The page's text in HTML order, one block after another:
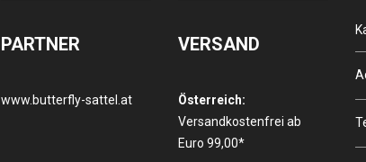
PARTNER
www.butterfly-sattel.at
VERSAND
Österreich:
Versandkostenfrei ab
Euro 99,00*